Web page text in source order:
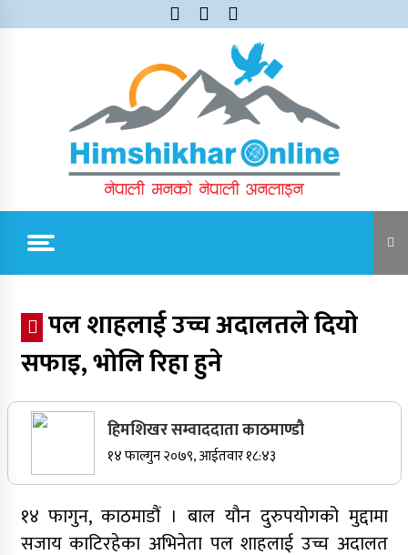
to
Himshikhar Online
जुम्लाबाट सुर्खेत र नेपालगञ्जतर्फ लैजाँदै गरिएको १८०
कार्टुन स्याउ प्रहरीले नियन्त्रणमा
सर्वोच्चले खारेज गर्‍यो दानबहादुर बुढाको रिट,
पदमुक्तिको निर्णय कायम
पल शाहलाई उच्च अदालतले दियो
सफाइ, भोलि रिहा हुने
हिमशिखर सम्वाददाता काठमाण्डौ
१४ फाल्गुन २०७९, आईतवार १८:४३
१४ फागुन, काठमाडौं । बाल यौन दुरुपयोगको मुद्दामा
सजाय काटिरहेका अभिनेता पल शाहलाई उच्च अदालत